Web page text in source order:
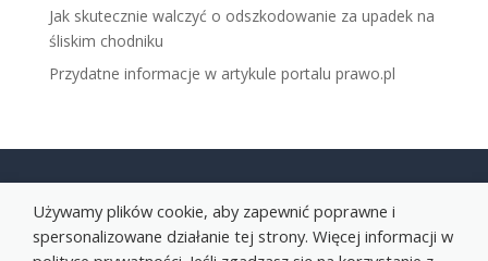
Jak skutecznie walczyć o odszkodowanie za upadek na
śliskim chodniku
Przydatne informacje w artykule portalu prawo.pl
Używamy plików cookie, aby zapewnić poprawne i
spersonalizowane działanie tej strony. Więcej informacji w